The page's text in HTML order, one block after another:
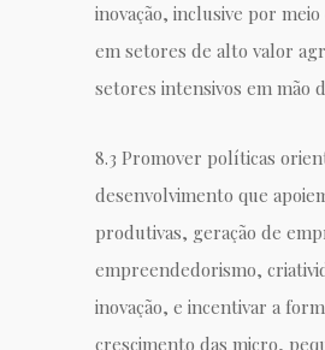
inovação, inclusive por
em setores de alto valor
setores intensivos em mão
8.3 Promover políticas
desenvolvimento que
produtivas, geração de
empreendedorismo,
inovação, e incentivar a
crescimento das micro,